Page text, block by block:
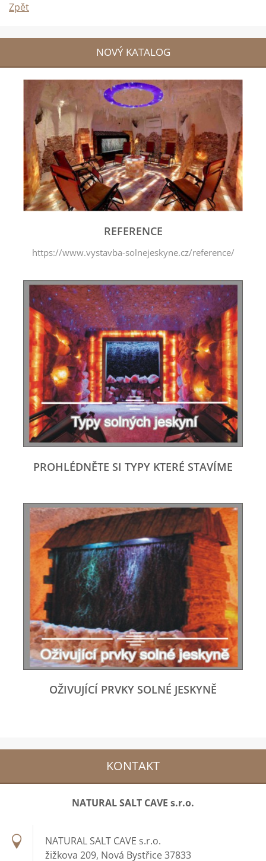
Zpět
NOVÝ KATALOG
REFERENCE
https://www.vystavba-solnejeskyne.cz/reference/
PROHLÉDNĚTE SI TYPY KTERÉ STAVÍME
OŽIVUJÍCÍ PRVKY SOLNÉ JESKYNĚ
KONTAKT
NATURAL SALT CAVE s.r.o.
NATURAL SALT CAVE s.r.o.
žižkova 209, Nová Bystřice 37833